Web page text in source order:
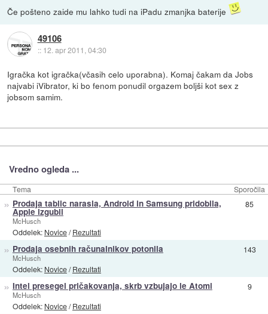
Če pošteno zaide mu lahko tudi na iPadu zmanjka baterije
49106
:: 12. apr 2011, 04:30
Igračka kot igračka(včasih celo uporabna). Komaj čakam da Jobs
najvabi iVibrator, ki bo fenom ponudil orgazem boljši kot sex z
jobsom samim.
Vredno ogleda ...
Tema Sporočila
» Prodaja tablic narasla, Android in Samsung pridobila,
Apple izgubil
McHusch
Oddelek: Novice/Rezultati
85
» Prodaja osebnih računalnikov potonila
McHusch
Oddelek: Novice/Rezultati
143
» Intel presegel pričakovanja, skrb vzbujajo le Atomi
McHusch
Oddelek: Novice/Rezultati
9